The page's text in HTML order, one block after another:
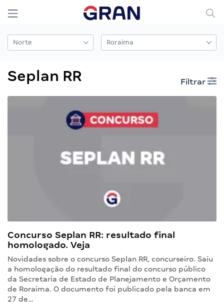
Seplan RR Filtrar
Concurso Seplan RR: resultado final
homologado. Veja
Novidades sobre o concurso Seplan RR, concurseiro. Saiu
a homologação do resultado final do concurso público
da Secretaria de Estado de Planejamento e Orçamento
de Roraima. O documento foi publicado pela banca em
27 de…